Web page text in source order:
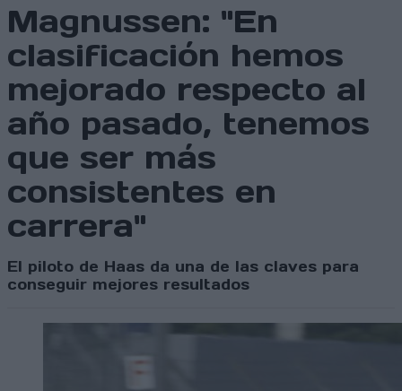
Magnussen: "En
clasificación hemos
mejorado respecto al
año pasado, tenemos
que ser más
consistentes en
carrera"
El piloto de Haas da una de las claves para
conseguir mejores resultados